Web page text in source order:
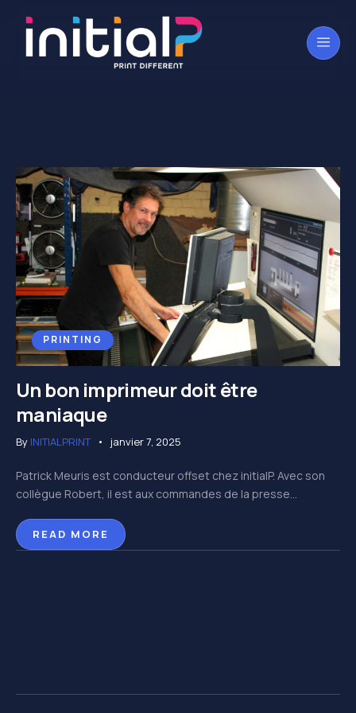
PRINTING
Un bon imprimeur doit être
maniaque
By INITIALPRINT janvier 7, 2025
Patrick Meuris est conducteur offset chez initialP. Avec son
collègue Robert, il est aux commandes de la presse...
READ MORE